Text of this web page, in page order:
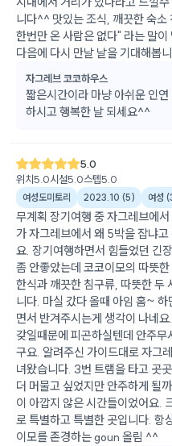
니다^^ 맛있는 조식, 깨끗한 숙소
한번만 온 사람은 없다" 라는 말
다음에 다시 만날 날을 기대해봅
자그레브 코코하우스
짧은시간이라 마냥 아쉬운 인
하시고 행복한 날 되세요^^
5.0
위치5.0시설5.0스텝5.0
여성도미토리 2023.10 (5) 여성 (
무계획 장기여행 중 자그레브에
가 자그레브에서 왜 5박을 잡냐
요. 장기여행하면서 힘들었던 긴
좀 안좋았는데 코코이모의 따뜻
한식과 깨끗한 침구류, 따뜻한 두
니다. 마실 갔다 올때 아임 홈~
면서 반겨주시는게 생각이 나네
갖일때문에 피곤하실텐데 안주
구요. 알려주신 가이드대로 자그
녀왔습니다. 3번 트램을 타고 곳
더 머물고 싶었지만 안주하게 될
이 아깝지 않은 시간들이었어요.
로 특별하고 특별한 곳입니다. 항
이모를 존경하는 goun 올림 ^^